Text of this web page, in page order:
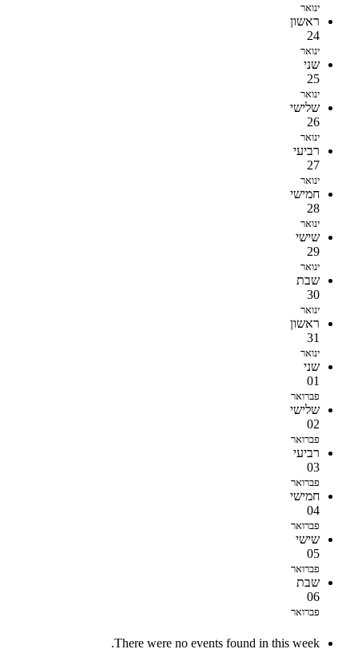
ינואר
ראשון
24
ינואר
שני
25
ינואר
שלישי
26
ינואר
רביעי
27
ינואר
חמישי
28
ינואר
שישי
29
ינואר
שבת
30
ינואר
ראשון
31
ינואר
שני
01
פברואר
שלישי
02
פברואר
רביעי
03
פברואר
חמישי
04
פברואר
שישי
05
פברואר
שבת
06
פברואר
There were no events found in this week.